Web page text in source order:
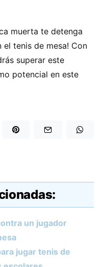
muerta te detenga
tenis de mesa! Con
superar este
potencial en este
un jugador
jugar tenis de